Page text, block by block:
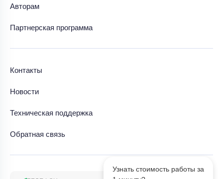
Узнать стоимость работы за
Авторам
Партнерская программа
Контакты
Новости
Техническая поддержка
Обратная связь